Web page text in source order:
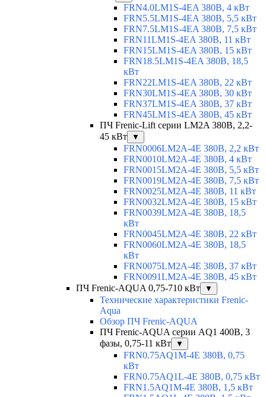
FRN4.0LM1S-4EA 380В, 4 кВт
FRN5.5LM1S-4EA 380В, 5,5 кВт
FRN7.5LM1S-4EA 380В, 7,5 кВт
FRN11LM1S-4EA 380В, 11 кВт
FRN15LM1S-4EA 380В, 15 кВт
FRN18.5LM1S-4EA 380В, 18,5
кВт
FRN22LM1S-4EA 380В, 22 кВт
FRN30LM1S-4EA 380В, 30 кВт
FRN37LM1S-4EA 380В, 37 кВт
FRN45LM1S-4EA 380В, 45 кВт
ПЧ Frenic-Lift серии LM2A 380В, 2,2-
45 кВт
▼
FRN0006LM2A-4E 380В, 2,2 кВт
FRN0010LM2A-4E 380В, 4 кВт
FRN0015LM2A-4E 380В, 5,5 кВт
FRN0019LM2A-4E 380В, 7,5 кВт
FRN0025LM2A-4E 380В, 11 кВт
FRN0032LM2A-4E 380В, 15 кВт
FRN0039LM2A-4E 380В, 18,5
кВт
FRN0045LM2A-4E 380В, 22 кВт
FRN0060LM2A-4E 380В, 18,5
кВт
FRN0075LM2A-4E 380В, 37 кВт
FRN0091LM2A-4E 380В, 45 кВт
ПЧ Frenic-AQUA 0,75-710 кВт
▼
Технические характеристики Frenic-
Aqua
Обзор ПЧ Frenic-AQUA
ПЧ Frenic-AQUA серии AQ1 400В, 3
фазы, 0,75-11 кВт
▼
FRN0.75AQ1M-4E 380В, 0,75
кВт
FRN0.75AQ1L-4E 380В, 0,75 кВт
FRN1.5AQ1M-4E 380В, 1,5 кВт